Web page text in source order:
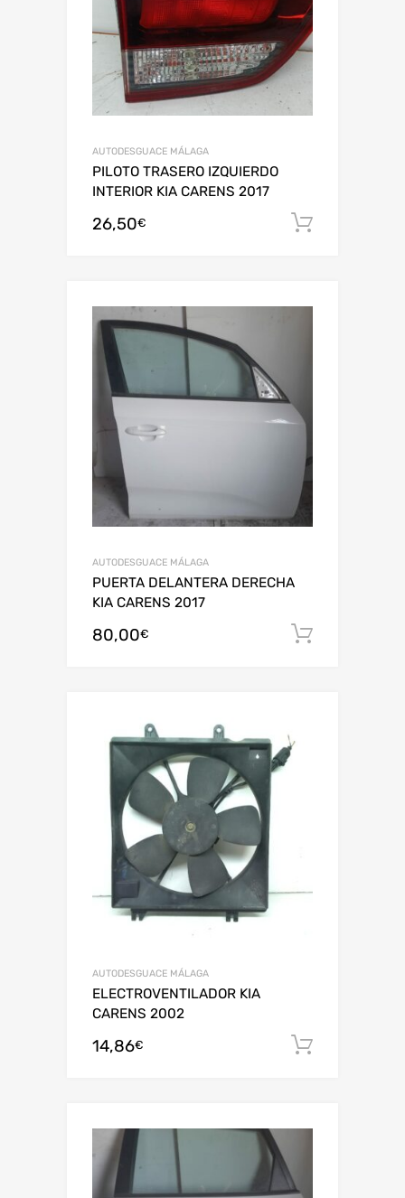
AUTODESGUACE MÁLAGA
PILOTO TRASERO IZQUIERDO
INTERIOR KIA CARENS 2017
26,50€
AUTODESGUACE MÁLAGA
PUERTA DELANTERA DERECHA
KIA CARENS 2017
80,00€
AUTODESGUACE MÁLAGA
ELECTROVENTILADOR KIA
CARENS 2002
14,86€